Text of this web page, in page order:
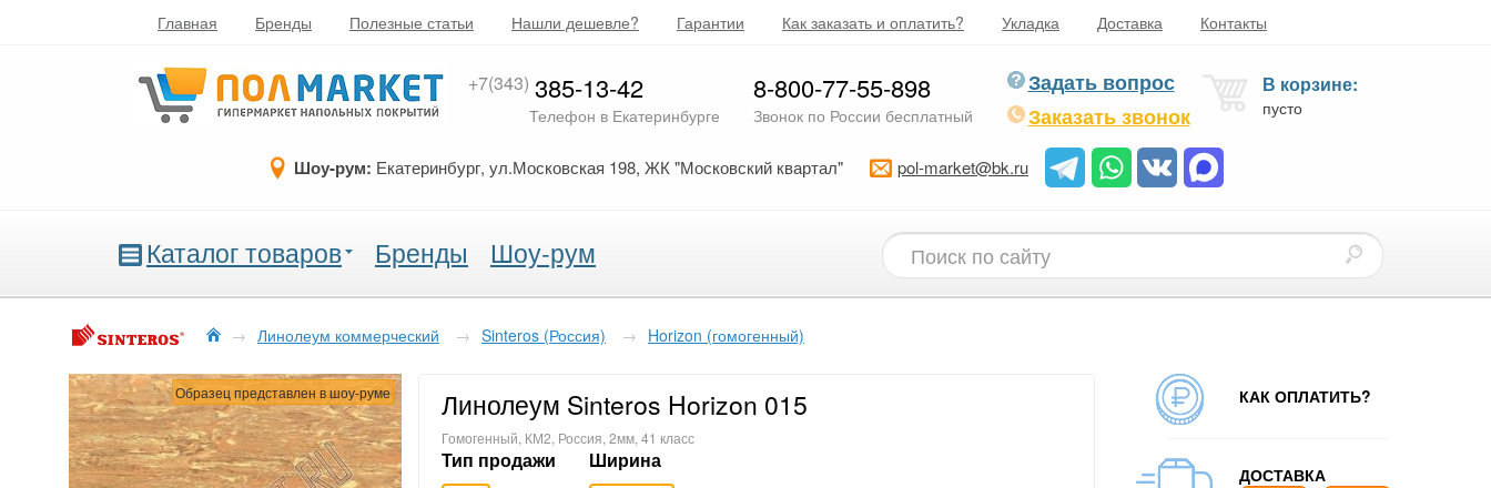
Главная Бренды Полезные статьи Нашли дешевле? Гарантии Как заказать и оплатить? Укладка Доставка Контакты
+7(343) 385-13-42
Телефон в Екатеринбурге
8-800-77-55-898
Звонок по России бесплатный
Задать вопрос
Заказать звонок
В корзине:
пусто
Шоу-рум: Екатеринбург, ул.Московская 198, ЖК "Московский квартал" pol-market@bk.ru
Каталог товаров Бренды Шоу-рум
→ Линолеум коммерческий → Sinteros (Россия) → Horizon (гомогенный)
Образец представлен в шоу-руме Линолеум Sinteros Horizon 015
Гомогенный, КМ2, Россия, 2мм, 41 класс
Тип продажи
Ширина
КАК ОПЛАТИТЬ?
ДОСТАВКА